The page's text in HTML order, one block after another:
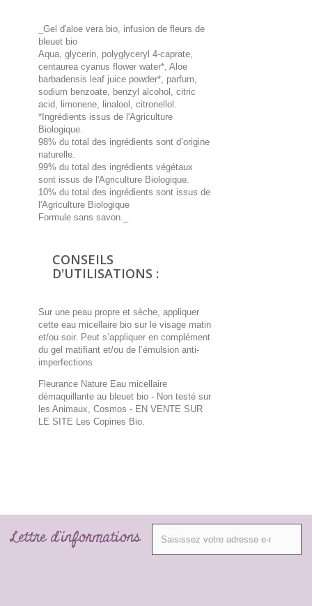
_Gel d'aloe vera bio, infusion de fleurs de
bleuet bio
Aqua, glycerin, polyglyceryl 4-caprate,
centaurea cyanus flower water*, Aloe
barbadensis leaf juice powder*, parfum,
sodium benzoate, benzyl alcohol, citric
acid, limonene, linalool, citronellol.
*Ingrédients issus de l'Agriculture
Biologique.
98% du total des ingrédients sont d’origine
naturelle.
99% du total des ingrédients végétaux
sont issus de l'Agriculture Biologique.
10% du total des ingrédients sont issus de
l'Agriculture Biologique
Formule sans savon._
CONSEILS
D'UTILISATIONS :
Sur une peau propre et sèche, appliquer
cette eau micellaire bio sur le visage matin
et/ou soir. Peut s’appliquer en complément
du gel matifiant et/ou de l’émulsion anti-
imperfections
Fleurance Nature Eau micellaire
démaquillante au bleuet bio - Non testé sur
les Animaux, Cosmos - EN VENTE SUR
LE SITE Les Copines Bio.
Lettre d'informations